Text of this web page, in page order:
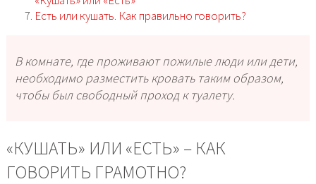
Есть или кушать. Как правильно говорить?
В комнате, где проживают пожилые люди или дети,
необходимо разместить кровать таким образом,
чтобы был свободный проход к туалету.
«КУШАТЬ» ИЛИ «ЕСТЬ» – КАК
ГОВОРИТЬ ГРАМОТНО?